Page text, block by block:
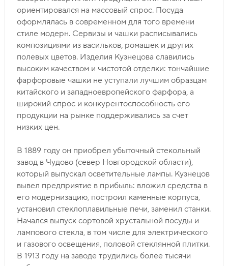
ориентировался на массовый спрос. Посуда
оформлялась в современном для того времени
стиле модерн. Сервизы и чашки расписывались
композициями из васильков, ромашек и других
полевых цветов. Изделия Кузнецова славились
высоким качеством и чистотой отделки: тончайшие
фарфоровые чашки не уступали лучшим образцам
китайского и западноевропейского фарфора, а
широкий спрос и конкурентоспособность его
продукции на рынке поддерживались за счет
низких цен.
В 1889 году он приобрел убыточный стекольный
завод в Чудово (север Новгородской области),
который выпускал осветительные лампы. Кузнецов
вывел предприятие в прибыль: вложил средства в
его модернизацию, построил каменные корпуса,
установил стеклоплавильные печи, заменил станки.
Начался выпуск сортовой хрустальной посуды и
лампового стекла, в том числе для электрического
и газового освещения, половой стеклянной плитки.
В 1913 году на заводе трудились более тысячи